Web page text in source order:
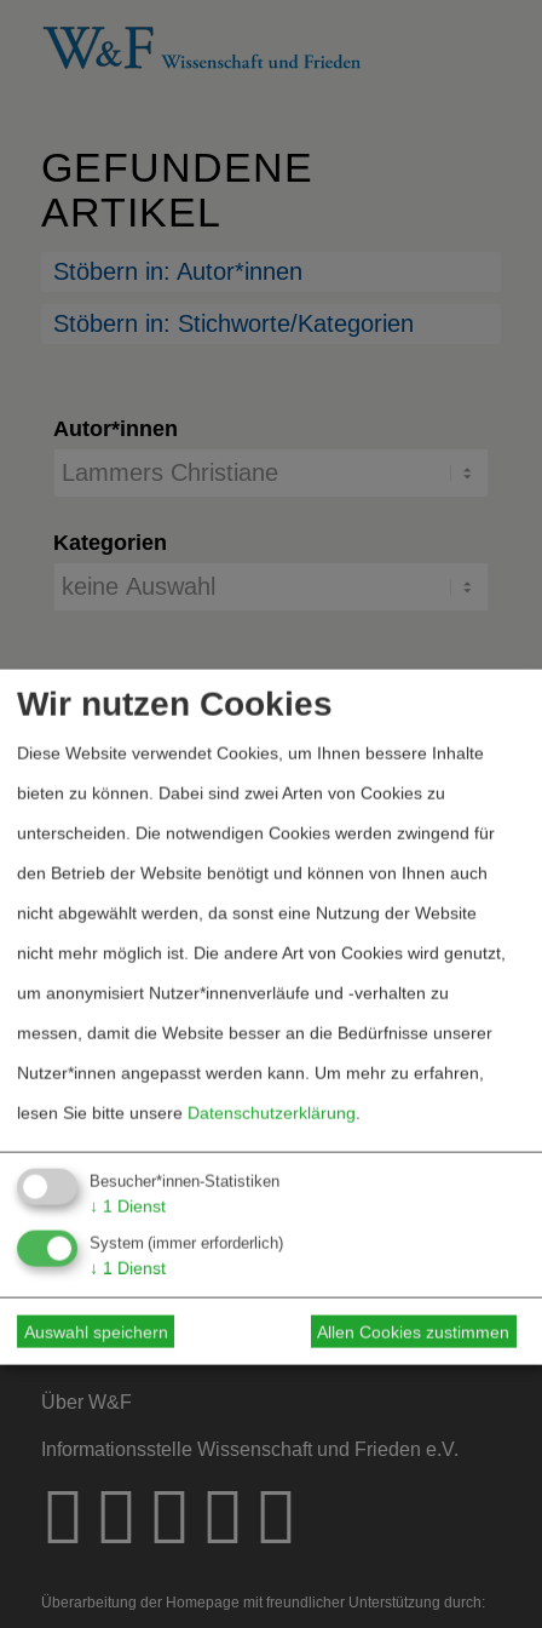
GEFUNDENE
ARTIKEL
Stöbern in: Autor*innen
Stöbern in: Stichworte/Kategorien
Autor*innen
Kategorien
Heftarchiv
Bestellen
Fördern
Jubiläum 40 Jahre
Kontakt
Mediadaten
Hinweise für Autor*innen
Hinweise für Dossiers
Über W&F
Informationsstelle Wissenschaft und Frieden e.V.
Überarbeitung der Homepage mit freundlicher Unterstützung durch:
Wir nutzen Cookies
Diese Website verwendet Cookies, um Ihnen bessere Inhalte
bieten zu können. Dabei sind zwei Arten von Cookies zu
unterscheiden. Die notwendigen Cookies werden zwingend für
den Betrieb der Website benötigt und können von Ihnen auch
nicht abgewählt werden, da sonst eine Nutzung der Website
nicht mehr möglich ist. Die andere Art von Cookies wird genutzt,
um anonymisiert Nutzer*innenverläufe und -verhalten zu
messen, damit die Website besser an die Bedürfnisse unserer
Nutzer*innen angepasst werden kann. Um mehr zu erfahren,
lesen Sie bitte unsere Datenschutzerklärung.
Besucher*innen-Statistiken
↓ 1 Dienst
System (immer erforderlich)
↓ 1 Dienst
Auswahl speichern Allen Cookies zustimmen